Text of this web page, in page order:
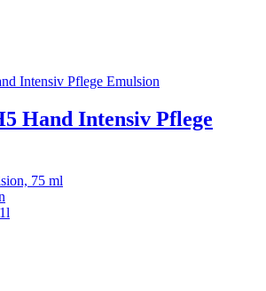
Hand Intensiv Pflege
75 ml